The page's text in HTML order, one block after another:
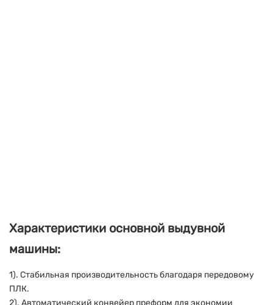
Характеристики основной выдувной
машины:
1). Стабильная производительность благодаря передовому
ПЛК.
2). Автоматический конвейер преформ для экономии